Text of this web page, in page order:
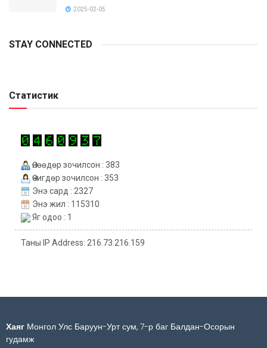
2025-02-05
STAY CONNECTED
Статистик
Өнөөдөр зочилсон : 383
Өчигдөр зочилсон : 353
Энэ сард : 2327
Энэ жил : 115310
Яг одоо : 1
Таны IP Address: 216.73.216.159
Хаяг Монгол Улс Баруун-Урт сум, 7-р баг Балдан-Осорын
гудамж